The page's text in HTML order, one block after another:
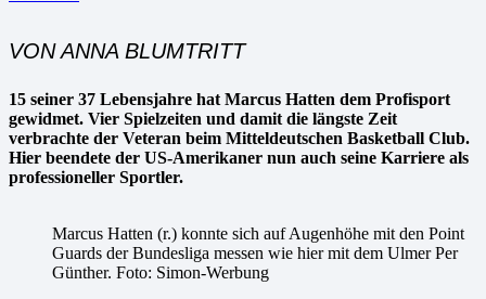
VON ANNA BLUMTRITT
15 seiner 37 Lebensjahre hat Marcus Hatten dem Profisport
gewidmet. Vier Spielzeiten und damit die längste Zeit
verbrachte der Veteran beim Mitteldeutschen Basketball Club.
Hier beendete der US-Amerikaner nun auch seine Karriere als
professioneller Sportler.
Marcus Hatten (r.) konnte sich auf Augenhöhe mit den Point
Guards der Bundesliga messen wie hier mit dem Ulmer Per
Günther. Foto: Simon-Werbung